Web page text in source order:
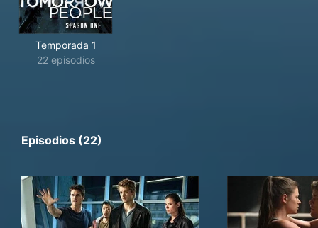
Temporada 1
22 episodios
Episodios (22)